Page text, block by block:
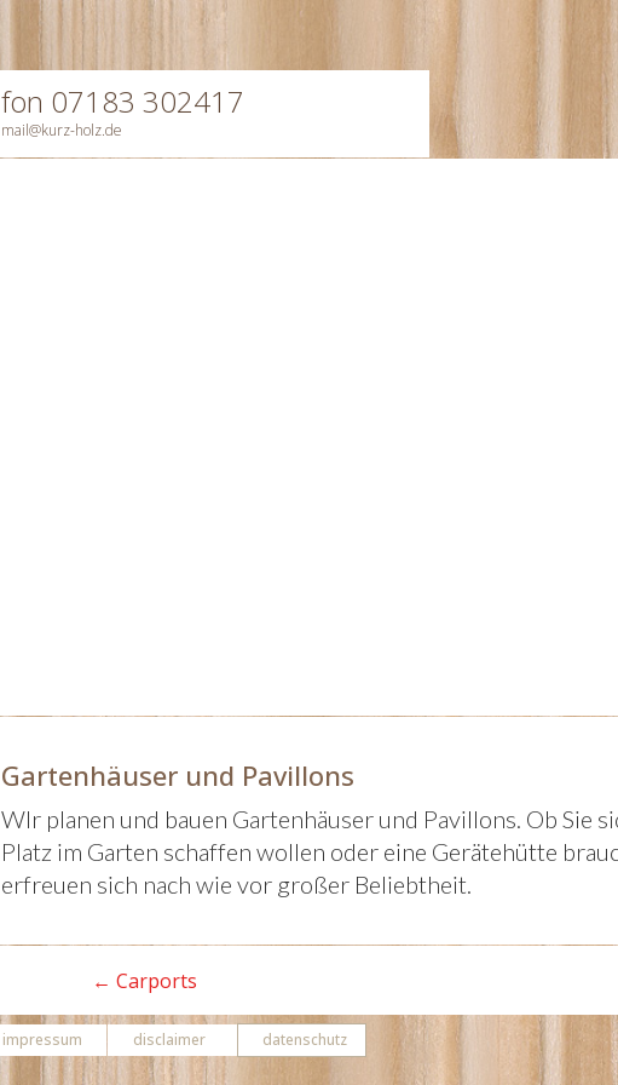
fon 07183 302417
mail@kurz-holz.de
Gartenhäuser und Pavillons
WIr planen und bauen Gartenhäuser und Pavillons. Ob Sie
Platz im Garten schaffen wollen oder eine Gerätehütte
erfreuen sich nach wie vor großer Beliebtheit.
← Carports
impressum disclaimer datenschutz